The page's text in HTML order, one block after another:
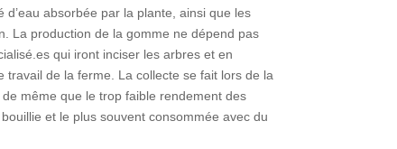
absorbée par la plante, ainsi que les
La production de la gomme ne dépend pas
qui iront inciser les arbres et en
travail de la ferme. La collecte se fait lors de la
même que le trop faible rendement des
et le plus souvent consommée avec du